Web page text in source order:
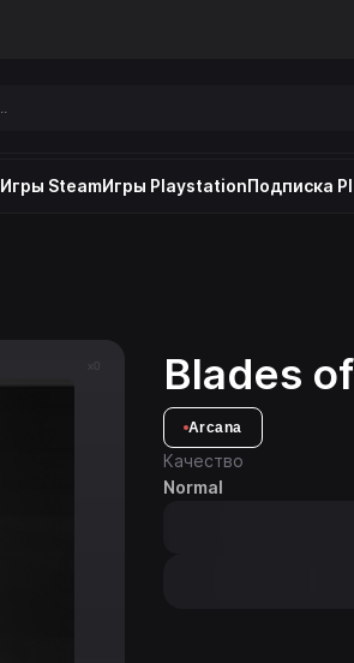
Игры SteamИгры PlaystationПодписка
x0 Blades
Arcana
Качество
Normal